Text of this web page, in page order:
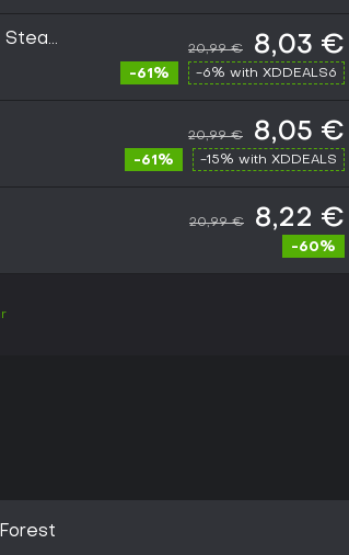
20,99 € 8,03 €
-61% -6% with XDDEALS6
20,99 € 8,05 €
-61% -15% with XDDEALS
20,99 € 8,22 €
-60%